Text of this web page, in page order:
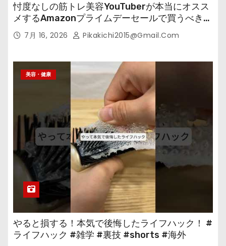
忖度なしの筋トレ美容YouTuberが本当にオスス
メするAmazonプライムデーセールで買うべきも
の 7月 16, 2026 Pikakichi2015@gmail.com
美容・健康
やると損する！本気で後悔したライフハック！ #
ライフハック #雑学 #裏技 #shorts #海外